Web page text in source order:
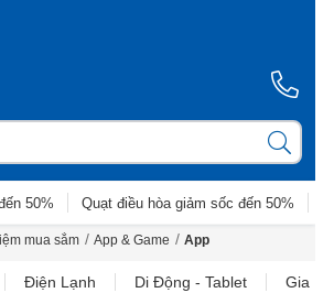
50% Quạt điều hòa giảm sốc đến 50%
mua sắm / App & Game / App
Điện Lạnh Di Động - Tablet Gia